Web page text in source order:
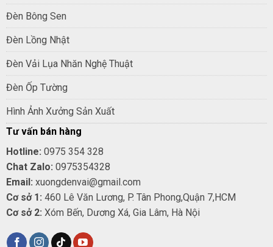
Đèn Bông Sen
Đèn Lồng Nhật
Đèn Vải Lụa Nhăn Nghệ Thuật
Đèn Ốp Tường
Hình Ảnh Xưởng Sản Xuất
Tư vấn bán hàng
Hotline: 0975 354 328
Chat Zalo: 0975354328
Email: xuongdenvai@gmail.com
Cơ sở 1: 460 Lê Văn Lương, P. Tân Phong,Quận 7,HCM
Cơ sở 2: Xóm Bến, Dương Xá, Gia Lâm, Hà Nội